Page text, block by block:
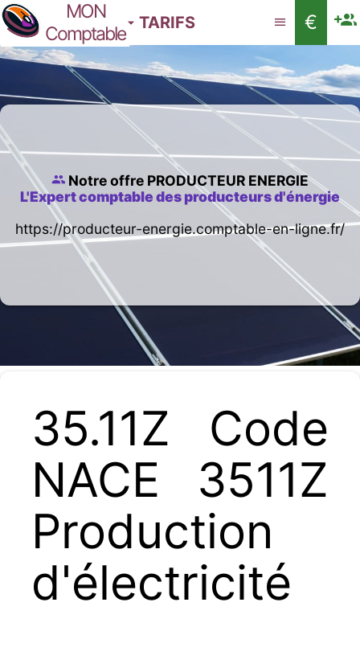
MON
Comptable
TARIFS €
Notre offre PRODUCTEUR ENERGIE
L'Expert comptable des producteurs d'énergie
https://producteur-energie.comptable-en-ligne.fr/
35.11Z Code
NACE 3511Z
Production
d'électricité